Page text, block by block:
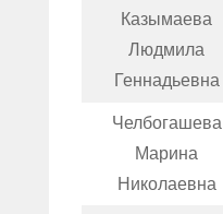
Казымаева
Людмила
Геннадьевна
Челбогашева
Марина
Николаевна